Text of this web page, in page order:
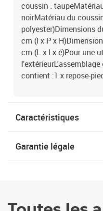
coussin :
noirMatériau du
polyester)Dimensions
cm (l x P x
cm (L x l x é)Pour une
contient :1 x repose-
Caractéristiques
Garantie légale